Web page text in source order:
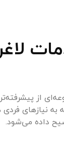
از
نیازهای
داده می‌شود.